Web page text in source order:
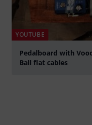
YOUTUBE
Pedalboard with
Ball flat cables